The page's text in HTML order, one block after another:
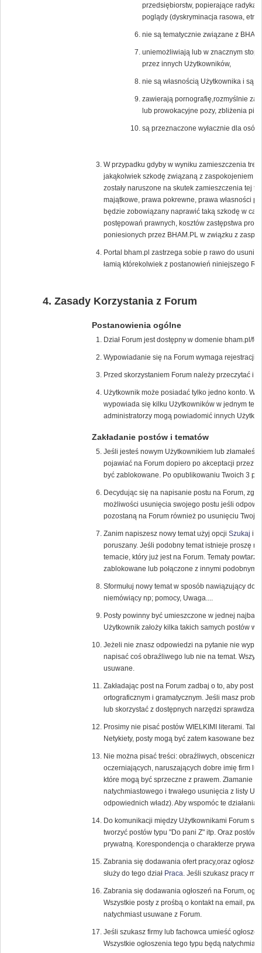
przedsiębiorstw, popierające
poglądy (dyskryminacja rasowa,
nie są tematycznie związane z
uniemożliwiają lub w znacznym
przez innych Użytkowników,
nie są własnością Użytkownika i są
zawierają pornografię,rozmyślnie
lub prowokacyjne pozy, zbliżenia
są przeznaczone wyłacznie dla osób
W przypadku gdyby w wyniku zamieszczenia
jakąkolwiek szkodę związaną z zaspokojeniem
zostały naruszone na skutek zamieszczenia tej
majątkowe, prawa pokrewne, prawa własności
będzie zobowiązany naprawić taką szkodę w
postępowań prawnych, kosztów zastępstwa
poniesionych przez BHAM.PL w związku z
Portal bham.pl zastrzega sobie p rawo do
łamią którekolwiek z postanowień niniejszego
Zasady Korzystania z Forum
Postanowienia ogólne
Dział Forum jest dostępny w domenie bham.pl/
Wypowiadanie się na Forum wymaga rejestracji
Przed skorzystaniem Forum należy przeczytać i
Użytkownik może posiadać tylko jedno konto. W
wypowiada się kilku Użytkowników w jednym
administratorzy mogą powiadomić innych
Zakładanie postów i tematów
Jeśli jesteś nowym Użytkownikiem lub
pojawiać na Forum dopiero po akceptacji przez
być zablokowane. Po opublikowaniu Twoich 3
Decydując się na napisanie postu na Forum,
możliwości usunięcia swojego postu jeśli
pozostaną na Forum również po usunięciu
Zanim napiszesz nowy temat użyj opcji Szukaj i
poruszany. Jeśli podobny temat istnieje proszę
temacie, który już jest na Forum. Tematy
zablokowane lub połączone z innymi podobnymi
Sformułuj nowy temat w sposób nawiązujący do
niemówiący np; pomocy, Uwaga....
Posty powinny być umieszczone w jednej
Użytkownik założy kilka takich samych postów
Jeżeli nie znasz odpowiedzi na pytanie nie
napisać coś obraźliwego lub nie na temat.
usuwane.
Zakładając post na Forum zadbaj o to, aby post
ortograficznym i gramatycznym. Jeśli masz
lub skorzystać z dostępnych narzędzi
Prosimy nie pisać postów WIELKIMI literami.
Netykiety, posty mogą być zatem kasowane bez
Nie można pisać treści: obraźliwych,
oczerniających, naruszających dobre imię firm
które mogą być sprzeczne z prawem. Złamanie
natychmiastowego i trwałego usunięcia z listy
odpowiednich władz). Aby wspomóc te
Do komunikacji między Użytkownikami Forum
tworzyć postów typu "Do pani Z" itp. Oraz postów
prywatną. Korespondencja o charakterze
Zabrania się dodawania ofert pracy,oraz
służy do tego dział Praca. Jeśli szukasz pracy
Zabrania się dodawania ogłoszeń na Forum,
Wszystkie posty z prośbą o kontakt na email, pw,
natychmiast usuwane z Forum.
Jeśli szukasz firmy lub fachowca umieść
Wszystkie ogłoszenia tego typu będą